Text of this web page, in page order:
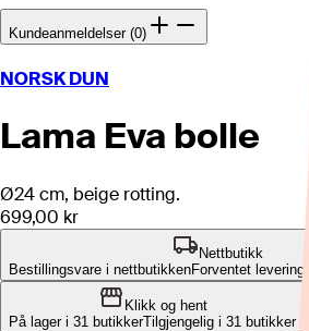
Kundeanmeldelser (0)
NORSK DUN
Lama Eva bolle
Ø24 cm, beige rotting.
699,00 kr
Nettbutikk
Bestillingsvare i nettbutikkenForventet
Klikk og hent
På lager i 31 butikkerTilgjengelig i 31 butikker